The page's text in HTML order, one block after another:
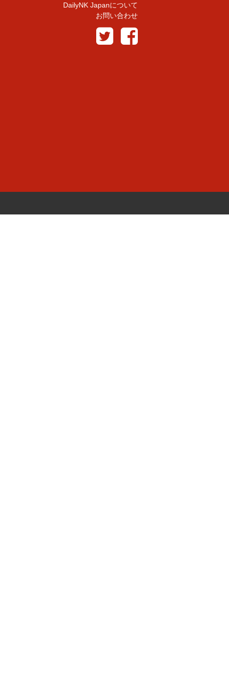
DailyNK Japanについて
お問い合わせ